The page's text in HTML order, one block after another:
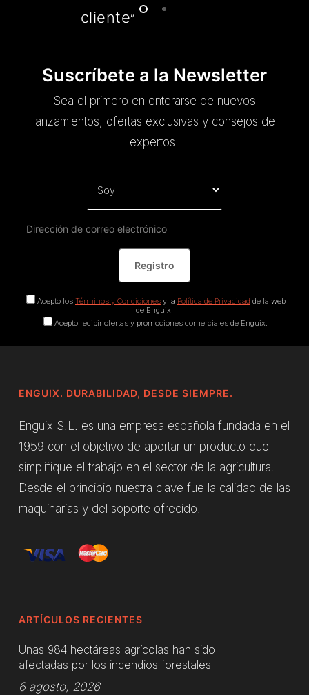
cliente”
Suscríbete a la Newsletter
Sea el primero en enterarse de nuevos
lanzamientos, ofertas exclusivas y consejos de
expertos.
Acepto los Términos y Condicionesy la Política de Privacidad de la web
de Enguix.
Acepto recibir ofertas y promociones comerciales de Enguix.
ENGUIX. DURABILIDAD, DESDE SIEMPRE.
Enguix S.L. es una empresa española fundada en el
1959 con el objetivo de aportar un producto que
simplifique el trabajo en el sector de la agricultura.
Desde el principio nuestra clave fue la calidad de las
maquinarias y del soporte ofrecido.
ARTÍCULOS RECIENTES
Unas 984 hectáreas agrícolas han sido
afectadas por los incendios forestales
6 agosto, 2026